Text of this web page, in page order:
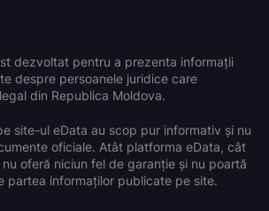
dezvoltat pentru a prezenta informații
despre persoanele juridice care
din Republica Moldova.
site-ul eData au scop pur informativ și nu
oficiale. Atât platforma eData, cât
oferă niciun fel de garanție și nu poartă
partea informaților publicate pe site.